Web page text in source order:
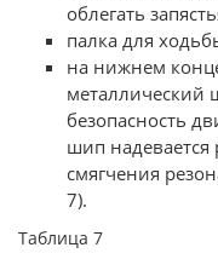
облегать
палка для
на нижнем
безопасность
шип
смягчения
7).
Таблица 7